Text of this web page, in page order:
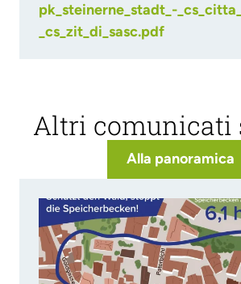
pk_steinerne_stadt_-
_cs_zit_di_sasc.pdf
Altri comunicati
Alla panoramica